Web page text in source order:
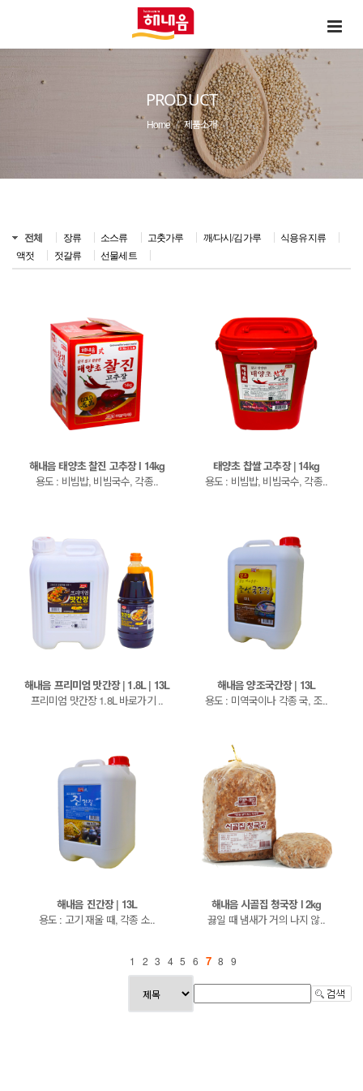
PRODUCT
Home 제품소개
전체 장류 소스류 고춧가루 깨/다시/김가루
식용유지류
액젓
젓갈류 선물세트
해내음 태양초 찰진 고추장 l 14kg
용도 : 비빔밥, 비빔국수, 각종..
태양초 찹쌀 고추장 | 14kg
용도 : 비빔밥, 비빔국수, 각종..
해내음 프리미엄 맛간장 | 1.8L | 13L
프리미엄 맛간장 1.8L 바로가기 ..
해내음 양조국간장 | 13L
용도 : 미역국이나 각종 국, 조..
해내음 진간장 | 13L
용도 : 고기 재울 때, 각종 소..
해내음 시골집 청국장 l 2kg
끓일 때 냄새가 거의 나지 않..
1 2 3 4 5 6 7 8 9